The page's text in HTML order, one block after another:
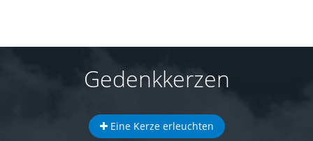
Gedenkkerzen
Eine Kerze erleuchten